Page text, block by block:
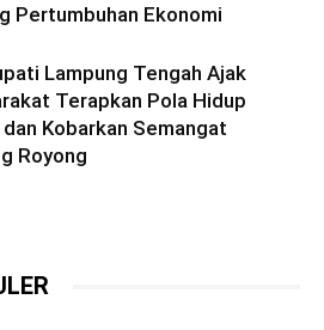
Pertumbuhan Ekonomi
Lampung Tengah Ajak
Terapkan Pola Hidup
Kobarkan Semangat
Royong